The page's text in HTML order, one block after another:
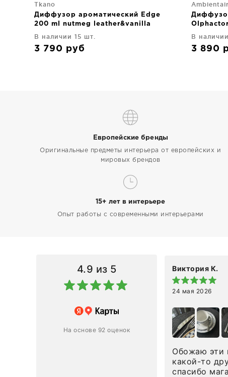
Tkano
Диффузор ароматический Edge
200 ml nutmeg leather&vanilla
В наличии 15 шт.
3 790 руб
Ambientair
В
3 890
Европейские бренды
Оригинальные предметы интерьера от европейских и
мировых брендов
15+ лет в интерьере
Опыт работы с современными интерьерами
4.9 из 5
На основе 92 оценок
магазину за оперативную
приехал ко мне целым и
Виктория К.
24 мая 2026
Обожаю эти
какой-то
спасибо